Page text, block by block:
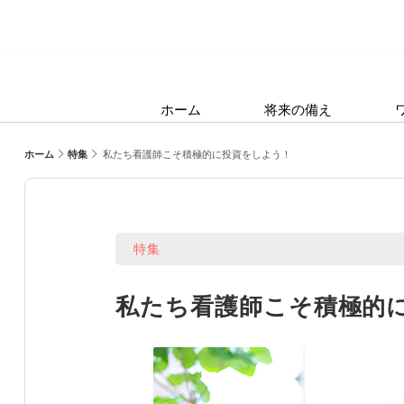
ホーム 将来の備え
ホーム 特集 私たち看護師こそ積極的に投資をしよう！
特集
私たち看護師こそ積極的